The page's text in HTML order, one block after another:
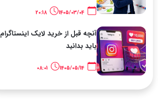
1405/03/04
20:18
آنچه قبل از خرید لایک اینستاگرام
باید بدانید
1405/05/14
08:01